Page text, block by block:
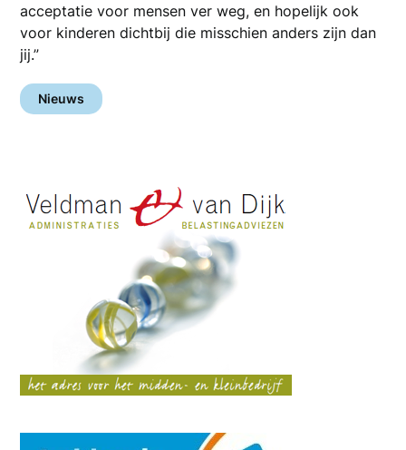
acceptatie voor mensen ver weg, en hopelijk ook
voor kinderen dichtbij die misschien anders zijn dan
jij.”
Nieuws